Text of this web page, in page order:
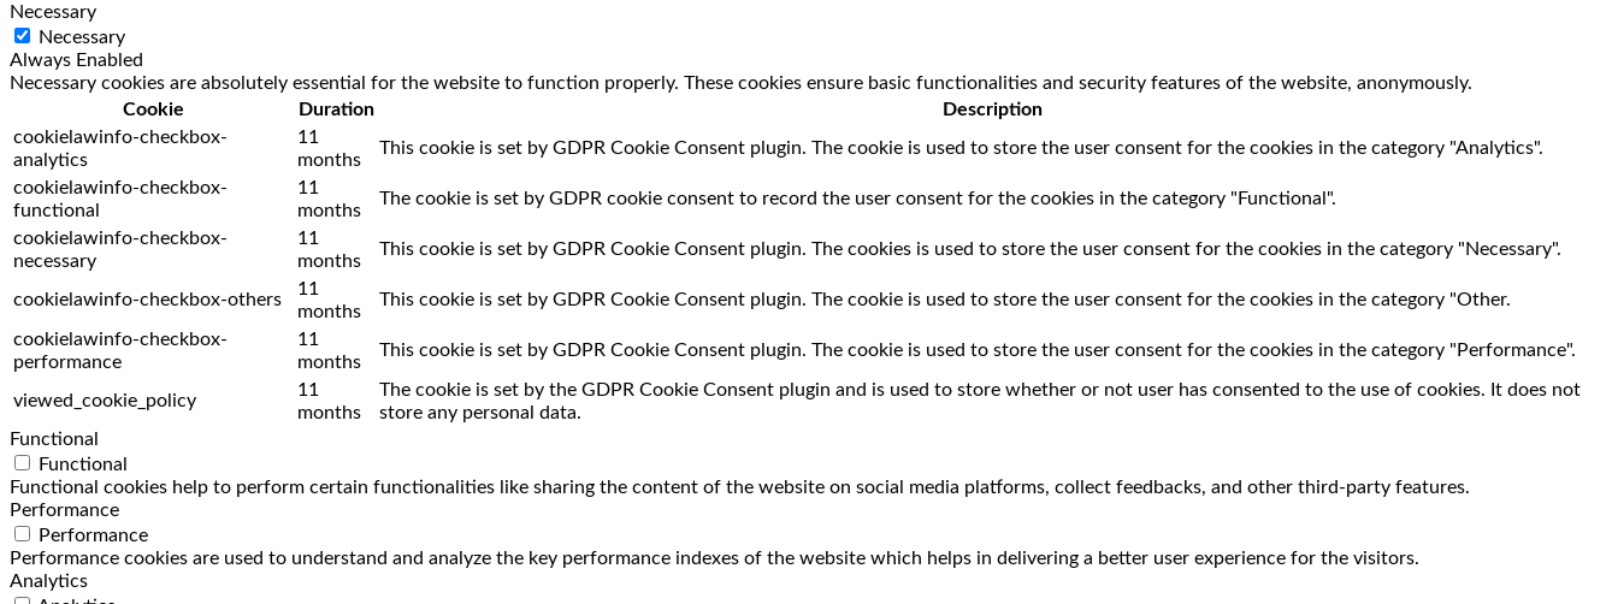
Necessary
Necessary
Always Enabled
Necessary cookies are absolutely essential for the website to function properly. These cookies ensure basic functionalities and security features of the website, anonymously.
Cookie
Duration
Description
cookielawinfo-checkbox-
analytics
11
months
This cookie is set by GDPR Cookie Consent plugin. The cookie is used to store the user consent for the cookies in the category "Analytics".
cookielawinfo-checkbox-
functional
11
months
The cookie is set by GDPR cookie consent to record the user consent for the cookies in the category "Functional".
cookielawinfo-checkbox-
necessary
11
months
This cookie is set by GDPR Cookie Consent plugin. The cookies is used to store the user consent for the cookies in the category "Necessary".
cookielawinfo-checkbox-others
11
months
This cookie is set by GDPR Cookie Consent plugin. The cookie is used to store the user consent for the cookies in the category "Other.
cookielawinfo-checkbox-
performance
11
months
This cookie is set by GDPR Cookie Consent plugin. The cookie is used to store the user consent for the cookies in the category "Performance".
viewed_cookie_policy
11
months
The cookie is set by the GDPR Cookie Consent plugin and is used to store whether or not user has consented to the use of cookies. It does not
store any personal data.
Functional
Functional
Functional cookies help to perform certain functionalities like sharing the content of the website on social media platforms, collect feedbacks, and other third-party features.
Performance
Performance
Performance cookies are used to understand and analyze the key performance indexes of the website which helps in delivering a better user experience for the visitors.
Analytics